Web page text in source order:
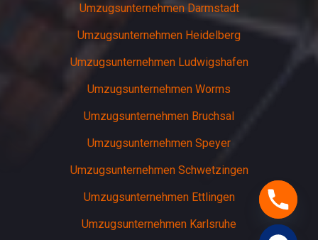
Umzugsunternehmen Darmstadt
Umzugsunternehmen Heidelberg
Umzugsunternehmen Ludwigshafen
Umzugsunternehmen Worms
Umzugsunternehmen Bruchsal
Umzugsunternehmen Speyer
Umzugsunternehmen Schwetzingen
Umzugsunternehmen Ettlingen
Umzugsunternehmen Karlsruhe